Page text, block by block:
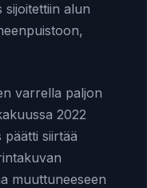
sijoitettiin alun
varrella paljon
2022
siirtää
muuttuneeseen